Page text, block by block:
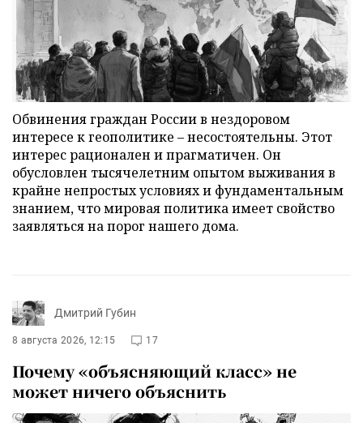
Обвинения граждан России в нездоровом
интересе к геополитике – несостоятельны. Этот
интерес рационален и прагматичен. Он
обусловлен тысячелетним опытом выживания в
крайне непростых условиях и фундаментальным
знанием, что мировая политика имеет свойство
заявляться на порог нашего дома.
Дмитрий Губин
8 августа 2026, 12:15 17
Почему «объясняющий класс» не
может ничего объяснить